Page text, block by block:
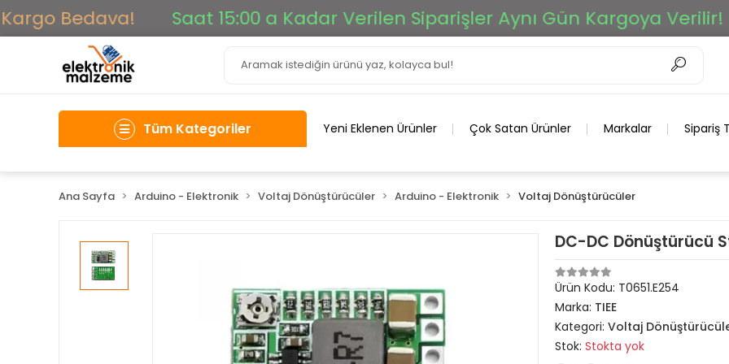
Bedava! Saat 15:00 a Kadar Verilen Siparişler Aynı Gün Kargoya Verilir!
Tüm Kategoriler Yeni Eklenen Ürünler Çok Satan Ürünler Markalar Sipariş
Ana Sayfa Arduino - Elektronik Voltaj Dönüştürücüler Arduino - Elektronik Voltaj Dönüştürücüler
DC-DC Dönüştürücü
Ürün Kodu: T0651.E254
Marka: TIEE
Kategori: Voltaj
Stok: Stokta yok